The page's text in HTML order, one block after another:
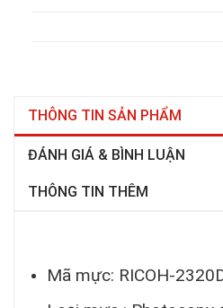
THÔNG TIN SẢN PHẨM
ĐÁNH GIÁ & BÌNH LUẬN
THÔNG TIN THÊM
Mã mực: RICOH-